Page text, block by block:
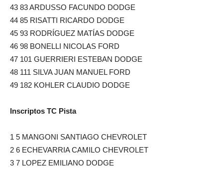
43 83 ARDUSSO FACUNDO DODGE
44 85 RISATTI RICARDO DODGE
45 93 RODRÍGUEZ MATÍAS DODGE
46 98 BONELLI NICOLAS FORD
47 101 GUERRIERI ESTEBAN DODGE
48 111 SILVA JUAN MANUEL FORD
49 182 KOHLER CLAUDIO DODGE
Inscriptos TC Pista
1 5 MANGONI SANTIAGO CHEVROLET
2 6 ECHEVARRIA CAMILO CHEVROLET
3 7 LOPEZ EMILIANO DODGE